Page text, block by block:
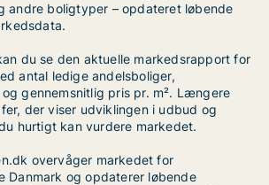
andre boligtyper – opdateret løbende
du se den aktuelle markedsrapport for
antal ledige andelsboliger,
gennemsnitlig pris pr. m². Længere
der viser udviklingen i udbud og
hurtigt kan vurdere markedet.
overvåger markedet for
Danmark og opdaterer løbende